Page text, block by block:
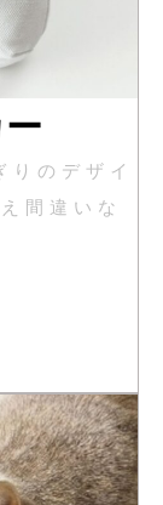
りのデザイ
間違いな